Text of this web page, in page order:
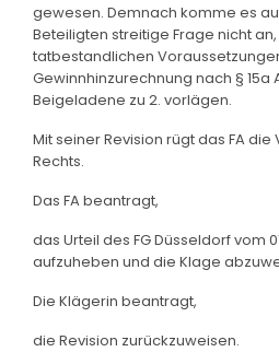
gewesen. Demnach komme es
Beteiligten streitige Frage nicht
tatbestandlichen
Gewinnhinzurechnung nach § 15a
Beigeladene zu 2. vorlägen.
Mit seiner Revision rügt das FA
Rechts.
Das FA beantragt,
das Urteil des FG Düsseldorf vom
aufzuheben und die Klage
Die Klägerin beantragt,
die Revision zurückzuweisen.